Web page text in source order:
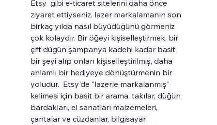
Etsy  gibi e-ticaret sitelerini daha önce
ziyaret ettiyseniz, lazer markalamanın son
birkaç yılda nasıl büyüdüğünü görmeniz
çok kolaydır. Bir öğeyi kişiselleştirmek, bir
çift düğün şampanya kadehi kadar basit
bir şeyi alıp onları kişiselleştirilmiş, daha
anlamlı bir hediyeye dönüştürmenin bir
yoludur.  Etsy'de "lazerle markalanmış"
kelimesi için basit bir arama, takılar, düğün
bardakları, el sanatları malzemeleri,
çantalar ve cüzdanlar, bilgisayar